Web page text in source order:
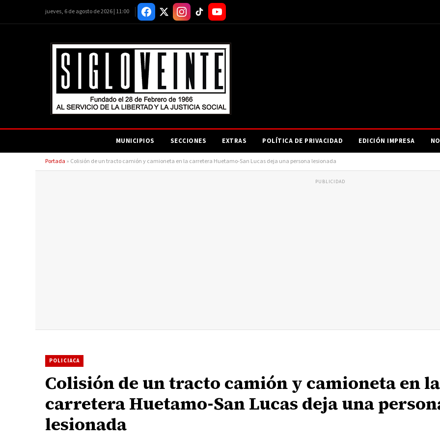
jueves, 6 de agosto de 2026 | 11:00
MUNICIPIOS SECCIONES EXTRAS POLÍTICA DE PRIVACIDAD EDICIÓN IMPRESA
Portada » Colisión de un tracto camión y camioneta en la carretera Huetamo-San Lucas deja una persona lesionada
PUBLICIDAD
POLICIACA
Colisión de un tracto camión y camioneta en la
carretera Huetamo-San Lucas deja una
lesionada